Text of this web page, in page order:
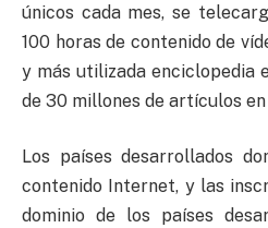
únicos cada mes, se
100 horas de contenido de
y más utilizada enciclopedia
de 30 millones de artículos
Los países desarrollados
contenido Internet, y las
dominio de los países